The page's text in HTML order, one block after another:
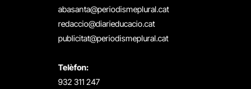
abasanta@periodismeplural.cat
redaccio@diarieducacio.cat
publicitat@periodismeplural.cat
Telèfon:
932 311 247